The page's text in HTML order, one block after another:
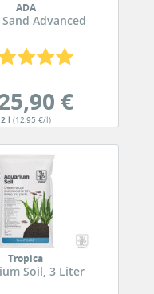
ADA
Advanced
€
2 l (12,95 €/l)
Tropica
Soil, 3 Liter